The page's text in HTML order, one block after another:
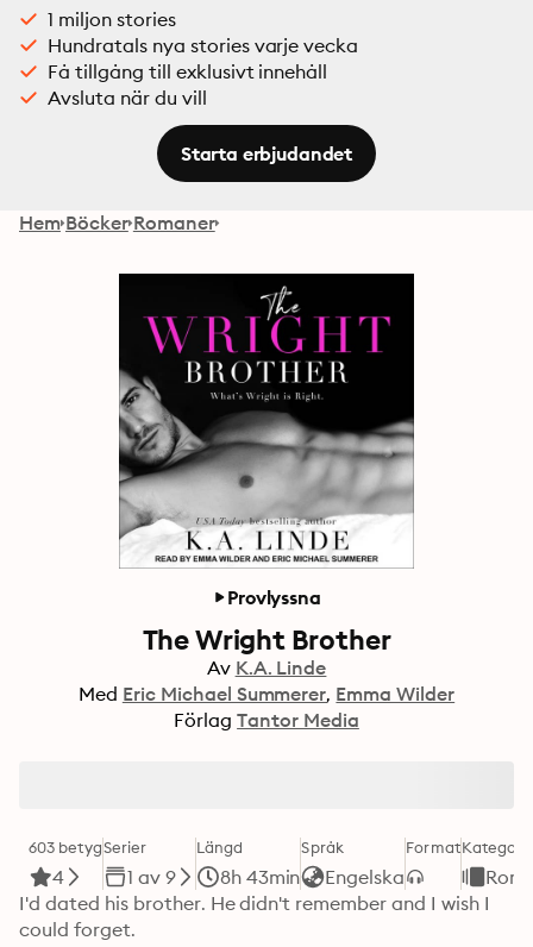
1 miljon stories
Hundratals nya stories varje vecka
Få tillgång till exklusivt innehåll
Avsluta när du vill
Starta erbjudandet
Hem Böcker Romaner
Provlyssna
The Wright Brother
Av K.A. Linde
Med Eric Michael Summerer Emma Wilder
Förlag Tantor Media
603 betyg
4
Serier
1 av 9
Längd
8h 43min
Språk
Engelska
FormatKategori
I'd dated his brother. He didn't remember and I wish I
could forget.